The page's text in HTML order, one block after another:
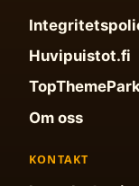
Huvipuistot.fi
Om oss
KONTAKT